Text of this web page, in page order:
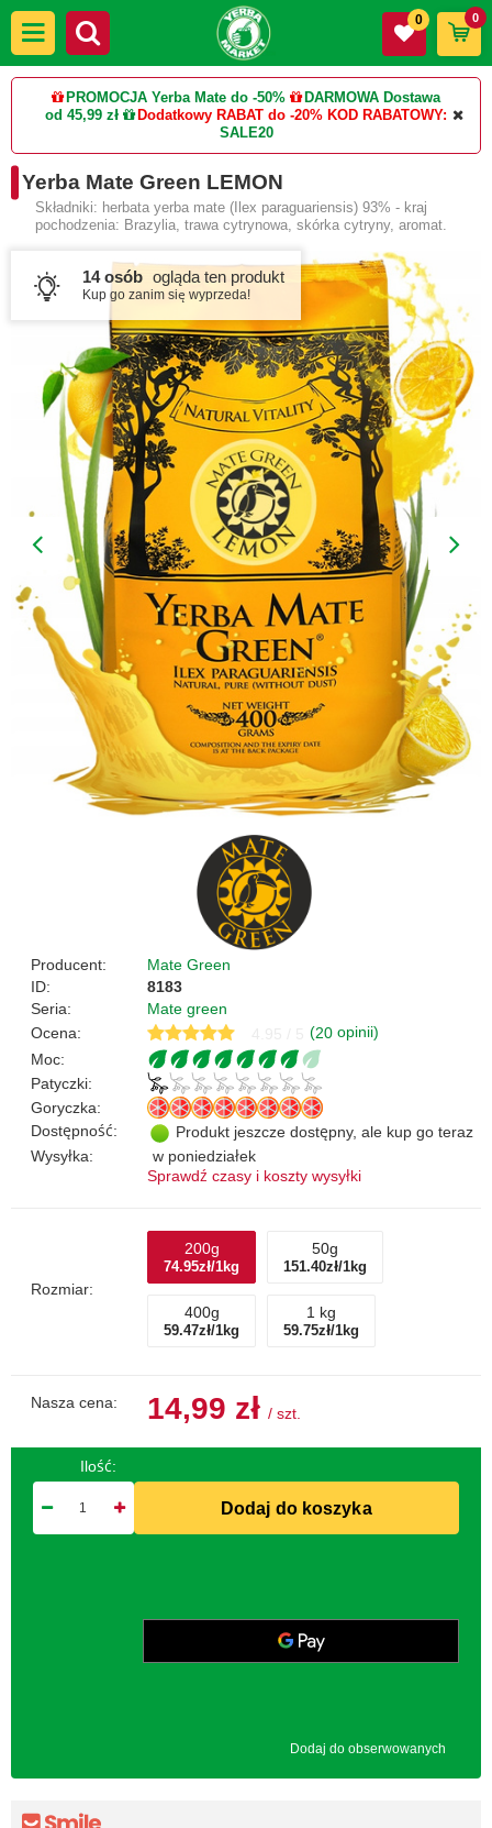
PROMOCJA Yerba Mate do -50%
DARMOWA Dostawa
od 45,99 zł
Dodatkowy RABAT do -20% KOD RABATOWY:
SALE20
0 0
Yerba Mate Green LEMON
Składniki: herbata yerba mate (Ilex paraguariensis) 93% - kraj
pochodzenia: Brazylia, trawa cytrynowa, skórka cytryny, aromat.
14 osób ogląda ten produkt
Kup go zanim się wyprzeda!
Producent:
Mate Green
ID:
8183
Seria:
Mate green
Ocena:
(20 opinii)
Moc:
Patyczki:
Goryczka:
Dostępność:
Produkt jeszcze dostępny, ale kup go teraz
Wysyłka:
w poniedziałek
Sprawdź czasy i koszty wysyłki
Rozmiar:
200g
74.95zł/1kg
50g
151.40zł/1kg
400g
59.47zł/1kg
1 kg
59.75zł/1kg
Nasza cena: 14,99 zł / szt.
Ilość:
Dodaj do koszyka
Dodaj do obserwowanych